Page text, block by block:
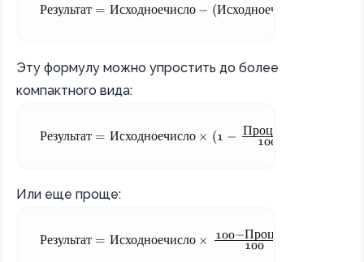
Результат = Исходное число - (Исходное число ×
Результат = Исходноечисло − (Исходноечисло
Эту формулу можно упростить до более
компактного вида:
Результат = Исходное число × (1 -
Результат = Исходноечисло × ( 1 − 100
Процент
Или еще проще:
Результат = Исходное число × \frac{100 -
Результат = Исходноечисло × 100
100−Процент